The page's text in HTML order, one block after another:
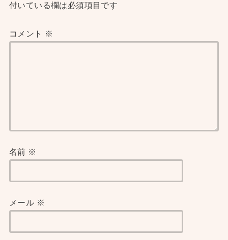
付いている欄は必須項目です
コメント ※
名前 ※
メール ※